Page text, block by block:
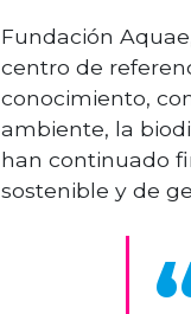
Fundación
centro de
conocimiento,
ambiente, la
han continuado
sostenible y de